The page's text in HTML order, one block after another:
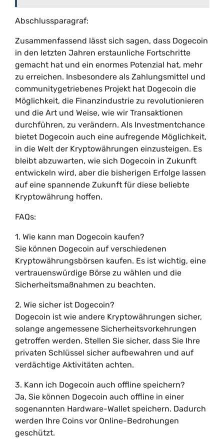
Abschlussparagraf:
Zusammenfassend lässt sich sagen, dass Dogecoin
in den letzten Jahren erstaunliche Fortschritte
gemacht hat und ein enormes Potenzial hat, mehr
zu erreichen. Insbesondere als Zahlungsmittel und
communitygetriebenes Projekt hat Dogecoin die
Möglichkeit, die Finanzindustrie zu revolutionieren
und die Art und Weise, wie wir Transaktionen
durchführen, zu verändern. Als Investmentchance
bietet Dogecoin auch eine aufregende Möglichkeit,
in die Welt der Kryptowährungen einzusteigen. Es
bleibt abzuwarten, wie sich Dogecoin in Zukunft
entwickeln wird, aber die bisherigen Erfolge lassen
auf eine spannende Zukunft für diese beliebte
Kryptowährung hoffen.
FAQs:
1. Wie kann man Dogecoin kaufen?
Sie können Dogecoin auf verschiedenen
Kryptowährungsbörsen kaufen. Es ist wichtig, eine
vertrauenswürdige Börse zu wählen und die
Sicherheitsmaßnahmen zu beachten.
2. Wie sicher ist Dogecoin?
Dogecoin ist wie andere Kryptowährungen sicher,
solange angemessene Sicherheitsvorkehrungen
getroffen werden. Stellen Sie sicher, dass Sie Ihre
privaten Schlüssel sicher aufbewahren und auf
verdächtige Aktivitäten achten.
3. Kann ich Dogecoin auch offline speichern?
Ja, Sie können Dogecoin auch offline in einer
sogenannten Hardware-Wallet speichern. Dadurch
werden Ihre Coins vor Online-Bedrohungen
geschützt.